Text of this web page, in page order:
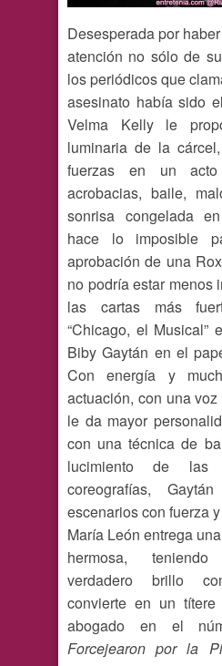
Desesperada por
atención no sólo de
los periódicos que
asesinato había sido
Velma Kelly le
luminaria de la
fuerzas en un acto
acrobacias, baile,
sonrisa congelada
hace lo imposible
aprobación de una
no podría estar menos
las cartas más
“Chicago, el Musical”
Biby Gaytán en el
Con energía y
actuación, con una
le da mayor
con una técnica de
lucimiento de las
coreografías,
escenarios con fuerza
María León entrega
hermosa,
verdadero brillo
convierte en un
abogado en el
Forcejearon por la